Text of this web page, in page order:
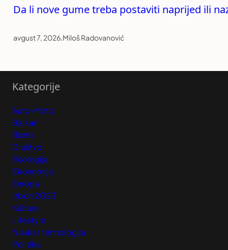
Da li nove gume treba postaviti naprijed ili
avgust 7, 2026.Miloš Radovanović
Kategorije
Auto-Moto
Balkan
Biznis
Društvo
Ekologija
Ekonomija
Evropa
Izbori 2023
Kultura
Lifestyle
Nauka i tehnologija
Politika